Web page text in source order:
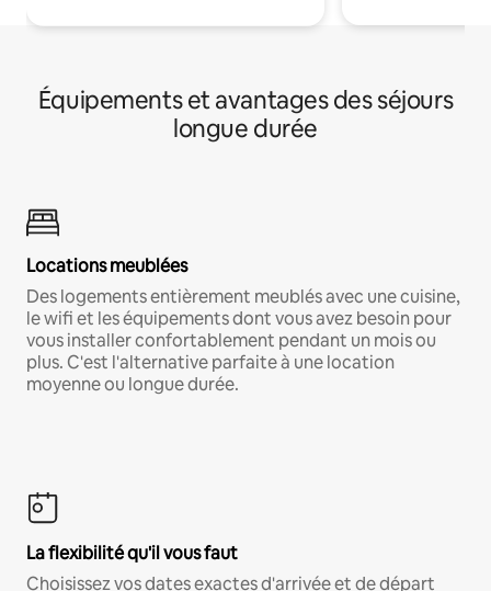
Équipements et avantages des séjours
longue durée
Locations meublées
Des logements entièrement meublés avec une cuisine,
le wifi et les équipements dont vous avez besoin pour
vous installer confortablement pendant un mois ou
plus. C'est l'alternative parfaite à une location
moyenne ou longue durée.
La flexibilité qu'il vous faut
Choisissez vos dates exactes d'arrivée et de départ